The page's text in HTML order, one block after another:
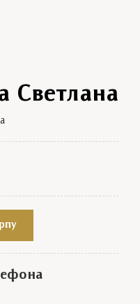
Светлана